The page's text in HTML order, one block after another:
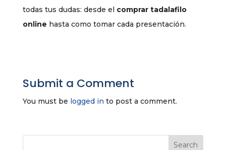
todas tus dudas: desde el comprar tadalafilo
online hasta como tomar cada presentación.
Submit a Comment
You must be logged in to post a comment.
Search